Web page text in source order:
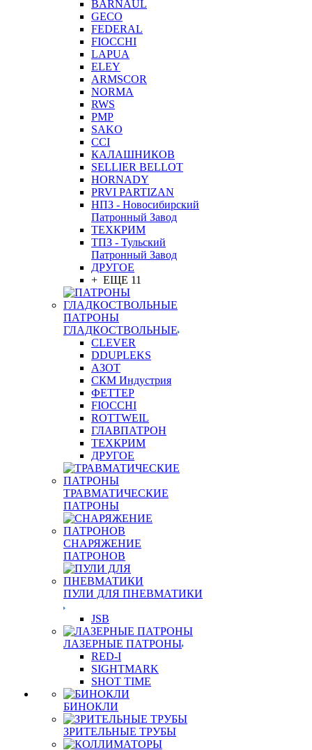
BARNAUL
GEСO
FEDERAL
FIOCCHI
LAPUA
ELEY
ARMSCOR
NORMA
RWS
PMP
SAKO
CCI
КАЛАШНИКОВ
SELLIER BELLOT
HORNADY
PRVI PARTIZAN
НПЗ - Новосибирский
Патронный Завод
ТЕХКРИМ
ТПЗ - Тульский
Патронный Завод
ДРУГОЕ
+ ЕЩЕ 11
ПАТРОНЫ
ГЛАДКОСТВОЛЬНЫЕ
CLEVER
DDUPLEKS
АЗОТ
СКМ Индустрия
ФЕТТЕР
FIOCCHI
ROTTWEIL
ГЛАВПАТРОН
ТЕХКРИМ
ДРУГОЕ
ТРАВМАТИЧЕСКИЕ
ПАТРОНЫ
СНАРЯЖЕНИЕ
ПАТРОНОВ
ПУЛИ ДЛЯ ПНЕВМАТИКИ
JSB
ЛАЗЕРНЫЕ ПАТРОНЫ
RED-I
SIGHTMARK
SHOT TIME
БИНОКЛИ
ЗРИТЕЛЬНЫЕ ТРУБЫ